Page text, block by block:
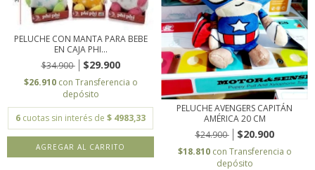
PELUCHE CON MANTA PARA BEBE
EN CAJA PHI...
$34.900
$29.900
$26.910 con Transferencia o
depósito
6 cuotas sin interés de $ 4983,33
AGREGAR AL CARRITO
PELUCHE AVENGERS CAPITÁN
AMÉRICA 20 CM
$24.900
$20.900
$18.810 con Transferencia o
depósito